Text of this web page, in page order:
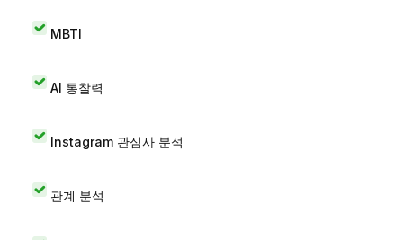
MBTI
AI 통찰력
Instagram 관심사 분석
관계 분석